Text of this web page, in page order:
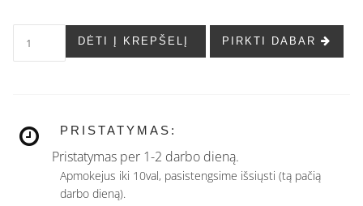
DĖTI Į KREPŠELĮ PIRKTI DABAR
PRISTATYMAS:
Pristatymas per 1-2 darbo dieną.
Apmokejus iki 10val, pasistengsime išsiųsti (tą pačią
darbo dieną).